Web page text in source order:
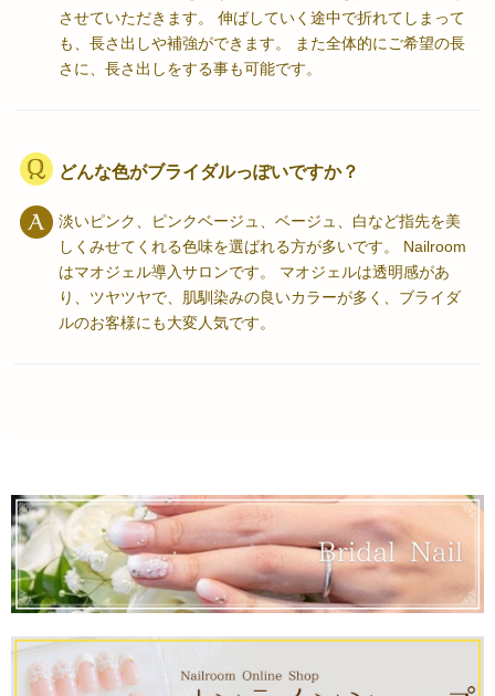
させていただきます。 伸ばしていく途中で折れてしまって
も、長さ出しや補強ができます。 また全体的にご希望の長
さに、長さ出しをする事も可能です。
どんな色がブライダルっぽいですか？
淡いピンク、ピンクベージュ、ベージュ、白など指先を美
しくみせてくれる色味を選ばれる方が多いです。 Nailroom
はマオジェル導入サロンです。 マオジェルは透明感があ
り、ツヤツヤで、肌馴染みの良いカラーが多く、ブライダ
ルのお客様にも大変人気です。